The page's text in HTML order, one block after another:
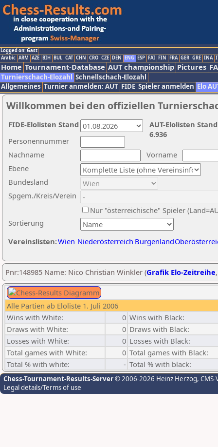
Logged on: Gast
Arabic ARM AZE BIH BUL CAT CHN CRO CZE DEN ENG ESP FAI FIN FRA GER GRE INA
Home Tournament-Database AUT championship Pictures
Turnierschach-Elozahl Schnellschach-Elozahl
Allgemeines Turnier anmelden: AUT FIDE Spieler anmelden Elo
Willkommen bei den offiziellen
Nachname
Vorname
Ebene
Sortierung
Personennummer
Bundesland
Spgem./Kreis/Verein
Nur "österreichische" Spieler
Vereinslisten:Wien Niederösterreich Burgenland
AUT-Elolisten
6.936
FIDE-Elolisten Stand
Pnr:148985 Name: Nico Christian Winkler (Grafik Elo-Zeitreihe
Alle Partien ab Eloliste 1. Juli 2006
Wins with White:
0 Wins with Black:
Draws with White:
0 Draws with Black:
Losses with White:
0 Losses with Black:
Total games with White:
0 Total games with Black:
Total % with white:
- Total % with black:
Chess-Tournament-Results-Server© 2006-2026 Heinz Herzog,
Legal details/Terms of use